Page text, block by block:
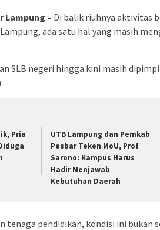
Lampung – Di balik riuhnya aktivitas
ada satu hal yang masih
SLB negeri hingga kini masih
Pria
UTB Lampung dan Pemkab
Pesbar Teken MoU, Prof
Sarono: Kampus Harus
Hadir Menjawab
Kebutuhan Daerah
tenaga pendidikan, kondisi ini bukan